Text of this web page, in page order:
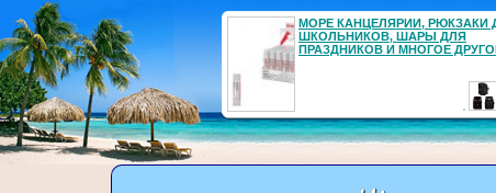
МОРЕ КАНЦЕЛЯРИИ, РЮКЗАКИ
ШКОЛЬНИКОВ, ШАРЫ ДЛЯ
ПРАЗДНИКОВ И МНОГОЕ